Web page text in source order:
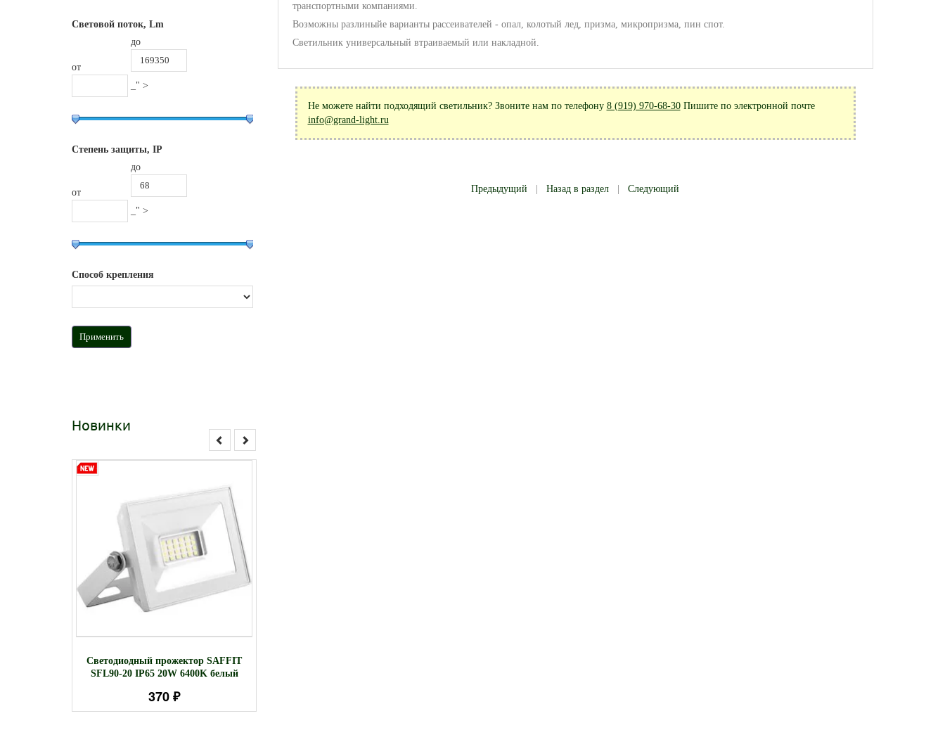
Световой поток, Lm
от
до
_" >
Степень защиты, IP
от
до
_" >
Способ крепления
Новинки
Светодиодный прожектор SAFFIT
SFL90-20 IP65 20W 6400K белый
370 ₽
транспортными компаниями.
Возможны разлиныйе варианты рассеивателей - опал, колотый лед, призма, микропризма, пин спот.
Светильник универсальный втраиваемый или накладной.
Не можете найти подходящий светильник? Звоните нам по телефону 8 (919) 970-68-30Пишите по электронной почте
info@grand-light.ru
Предыдущий |Назад в раздел |Следующий